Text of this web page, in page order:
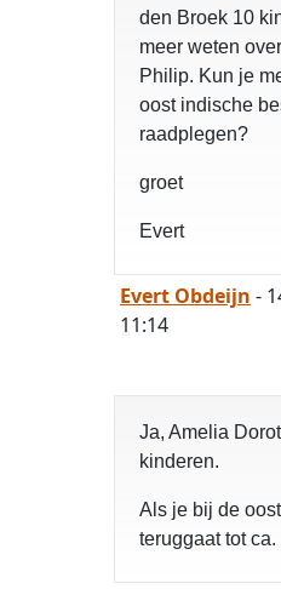
den Broek 10
meer weten
Philip. Kun je
oost indische
raadplegen?
groet
Evert
Evert Obdeijn -
11:14
Ja, Amelia
kinderen.
Als je bij de
teruggaat tot